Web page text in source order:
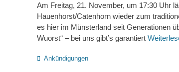
Am Freitag, 21. November, um 17:30 Uhr
Hauenhorst/Catenhorn wieder zum
es hier im Münsterland seit Generationen
Wuorst“ – bei uns gibt’s garantiert
Kategorien
Ankündigungen